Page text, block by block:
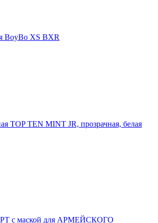
BoyBo XS BXR
TOP TEN MINT JR, прозрачная, белая
с маской для АРМЕЙСКОГО